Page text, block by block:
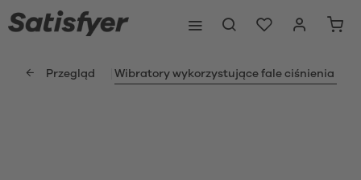
Przegląd Wibratory wykorzystujące fale ciśnienia